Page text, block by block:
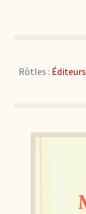
Ròtles : Éditeurs